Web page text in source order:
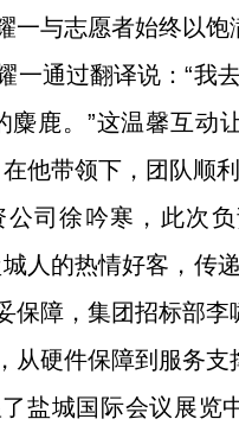
一与志愿者始终以
一通过翻译说：“我
麋鹿。”这温馨互
他带领下，团队顺
司徐吟寒，此次
人的热情好客，传
保障，集团招标部
从硬件保障到服务
盐城国际会议展览